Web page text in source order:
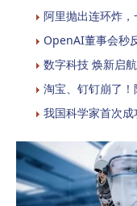
阿里抛出连环炸
OpenAI董事会秒
数字科技 焕新启
淘宝、钉钉崩了
我国科学家首次